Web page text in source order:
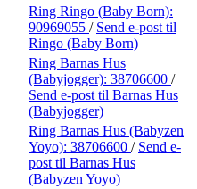
Ring Ringo (Baby Born):
90969055 / Send e-post til
Ringo (Baby Born)
Ring Barnas Hus
(Babyjogger): 38706600 /
Send e-post til Barnas Hus
(Babyjogger)
Ring Barnas Hus (Babyzen
Yoyo): 38706600 / Send e-
post til Barnas Hus
(Babyzen Yoyo)